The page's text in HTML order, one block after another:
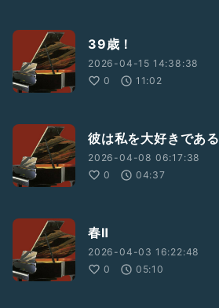
39歳！
2026-04-15 14:38:38
0
11:02
彼は私を大好きである
2026-04-08 06:17:38
0
04:37
春Ⅱ
2026-04-03 16:22:48
0
05:10